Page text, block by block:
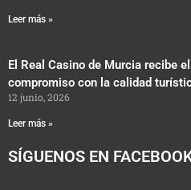
Leer más »
El Real Casino de Murcia recibe
compromiso con la calidad
12 junio, 2026
Leer más »
SÍGUENOS EN